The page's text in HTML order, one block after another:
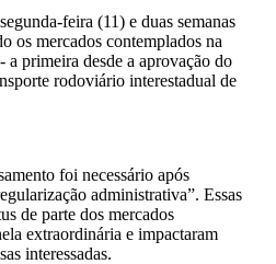
feira (11) e duas semanas
os mercados contemplados na
primeira desde a aprovação do
rodoviário interestadual de
foi necessário após
administrativa”. Essas
de parte dos mercados
extraordinária e impactaram
interessadas.